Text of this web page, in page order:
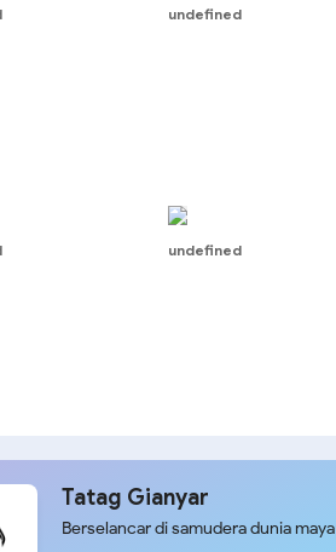
undefined
undefined
Tatag Gianyar
Berselancar di samudera dunia maya